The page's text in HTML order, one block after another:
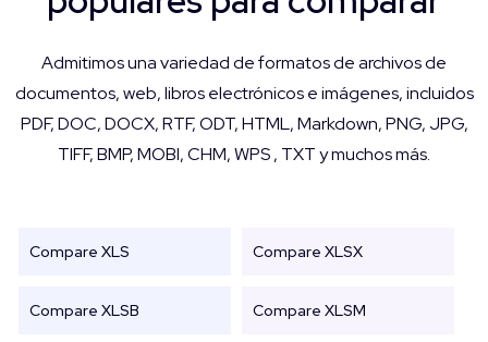
Admitimos una variedad de formatos de archivos de
documentos, web, libros electrónicos e imágenes, incluidos
PDF, DOC, DOCX, RTF, ODT, HTML, Markdown, PNG, JPG,
TIFF, BMP, MOBI, CHM, WPS , TXT y muchos más.
Compare XLS Compare XLSX
Compare XLSB Compare XLSM